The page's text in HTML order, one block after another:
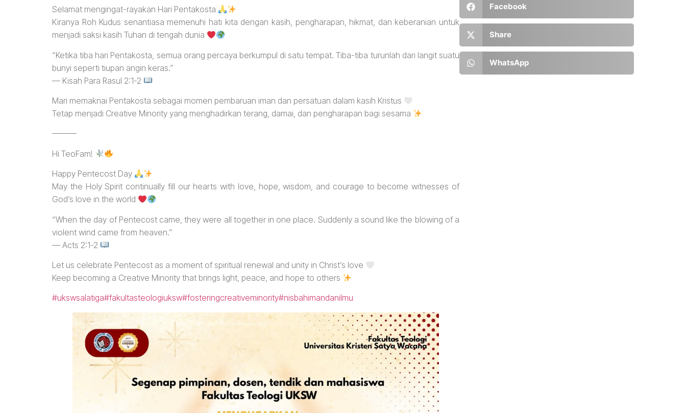
Selamat mengingat-rayakan Hari Pentakosta
Kiranya Roh Kudus senantiasa memenuhi hati kita dengan kasih, pengharapan, hikmat, dan keberanian untuk
menjadi saksi kasih Tuhan di tengah dunia
“Ketika tiba hari Pentakosta, semua orang percaya berkumpul di satu tempat. Tiba-tiba turunlah dari langit suatu
bunyi seperti tiupan angin keras.”
— Kisah Para Rasul 2:1-2
Mari memaknai Pentakosta sebagai momen pembaruan iman dan persatuan dalam kasih Kristus
Tetap menjadi Creative Minority yang menghadirkan terang, damai, dan pengharapan bagi sesama
———
Hi TeoFam!
Happy Pentecost Day
May the Holy Spirit continually fill our hearts with love, hope, wisdom, and courage to become witnesses of
God’s love in the world
“When the day of Pentecost came, they were all together in one place. Suddenly a sound like the blowing of a
violent wind came from heaven.”
— Acts 2:1-2
Let us celebrate Pentecost as a moment of spiritual renewal and unity in Christ’s love
Keep becoming a Creative Minority that brings light, peace, and hope to others
#ukswsalatiga#fakultasteologiuksw#fosteringcreativeminority#nisbahimandanilmu
Facebook
Share
WhatsApp